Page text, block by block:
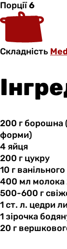
Порції6
Складність
200 г борошна
форми)
4 яйця
200 г цукру
10 г ванільного
400 мл молока
500-600 г
1 ст. л. цедри
1 зірочка
20 г